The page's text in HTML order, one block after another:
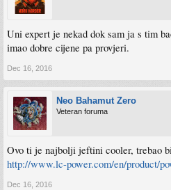
Uni expert je nekad dok sam ja s tim
imao dobre cijene pa provjeri.
Dec 16, 2016
Neo Bahamut Zero
Veteran foruma
Ovo ti je najbolji jeftini cooler, trebao
http://www.lc-power.com/en/product/
Dec 16, 2016